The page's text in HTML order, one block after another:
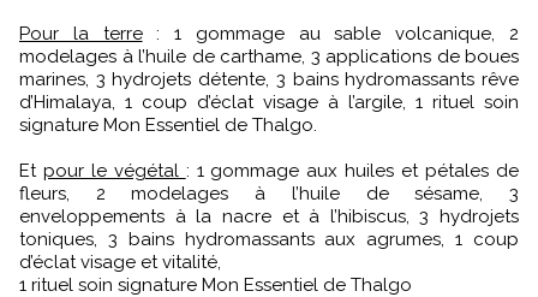
Pour la terre: 1 gommage au sable volcanique, 2
modelages à l’huile de carthame, 3 applications de boues
marines, 3 hydrojets détente, 3 bains hydromassants rêve
d’Himalaya, 1 coup d’éclat visage à l’argile, 1 rituel soin
signature Mon Essentiel de Thalgo.
Et pour le végétal : 1 gommage aux huiles et pétales de
fleurs, 2 modelages à l’huile de sésame, 3
enveloppements à la nacre et à l’hibiscus, 3 hydrojets
toniques, 3 bains hydromassants aux agrumes, 1 coup
d’éclat visage et vitalité,
1 rituel soin signature Mon Essentiel de Thalgo